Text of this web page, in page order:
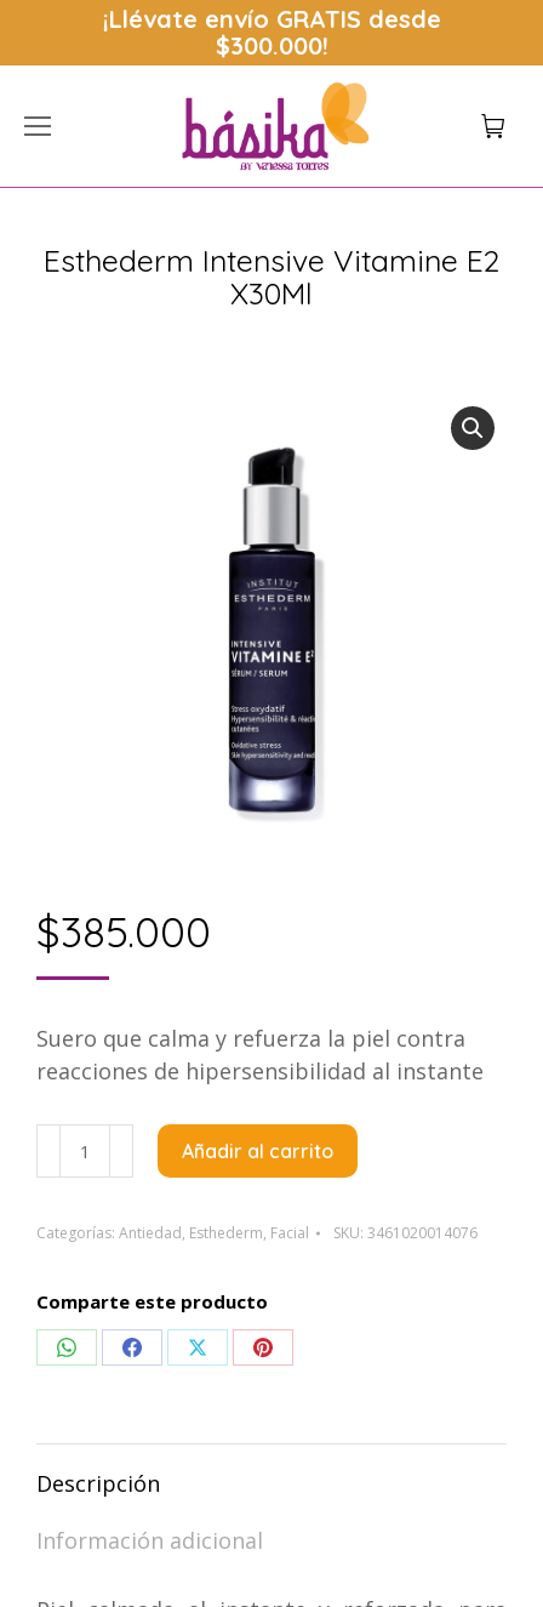
¡Llévate envío GRATIS desde
$300.000!
Esthederm Intensive Vitamine E2
X30Ml
$385.000
Suero que calma y refuerza la piel contra
reacciones de hipersensibilidad al instante
Esthederm
Intensive
E2
cantidad
Añadir al carrito
Categorías: Antiedad, Esthederm, Facial SKU: 3461020014076
Comparte este producto
Compartir
WhatsApp
Compartir
Facebook
Compartir
X
Compartir
Pinterest
Descripción
Información adicional